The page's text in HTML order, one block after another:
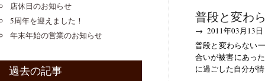
普段と変わ
→ 2011年03月13日
普段と変わらない
合いが被害にあっ
に過ごした自分が
店休日のお知らせ
5周年を迎えました！
年末年始の営業のお知らせ
過去の記事